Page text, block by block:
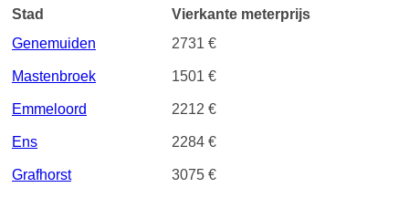
Stad
Vierkante meterprijs
Genemuiden
2731 €
Mastenbroek 1501 €
Emmeloord 2212 €
Ens 2284 €
Grafhorst 3075 €